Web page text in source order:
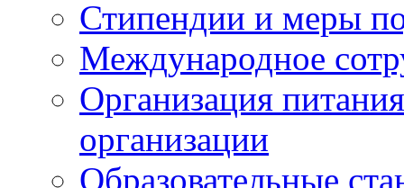
Стипендии и меры
Международное
Организация
организации
Образовательные